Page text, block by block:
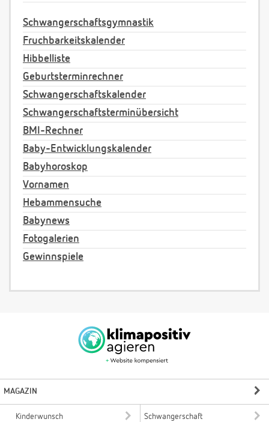
Schwangerschaftsgymnastik
Fruchbarkeitskalender
Hibbelliste
Geburtsterminrechner
Schwangerschaftskalender
Schwangerschaftsterminübersicht
BMI-Rechner
Baby-Entwicklungskalender
Babyhoroskop
Vornamen
Hebammensuche
Babynews
Fotogalerien
Gewinnspiele
MAGAZIN
Kinderwunsch Schwangerschaft